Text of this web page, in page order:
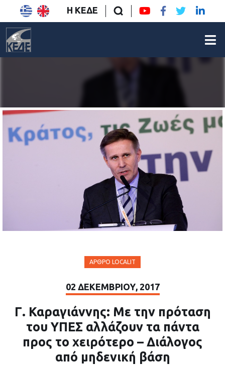
Η ΚΕΔΕ
ΆΡΘΡΟ LOCALIT
02 ΔΕΚΕΜΒΡΊΟΥ, 2017
Γ. Καραγιάννης: Με την πρόταση
του ΥΠΕΣ αλλάζουν τα πάντα
προς το χειρότερο – Διάλογος
από μηδενική βάση